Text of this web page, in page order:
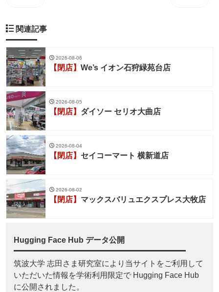
関連記事
2026-08-06
【閉店】 We’s イオン石狩緑苑台店
2026-08-05
【閉店】 ダイソー セリオ大曲店
2026-08-04
【閉店】 セイコーマート 横新道店
2026-08-02
【閉店】 マックスバリュエクスプレス大牧店
Hugging Face Hub データ公開
筑波大学 志田さま研究室により当サイトをご利用して
いただいた情報を学術利用限定で Hugging Face Hub
に公開されました。